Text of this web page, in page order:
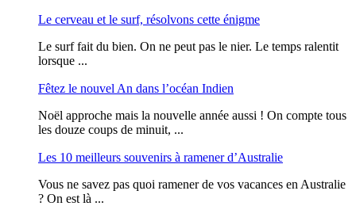
Le cerveau et le surf, résolvons cette énigme
Le surf fait du bien. On ne peut pas le nier. Le temps ralentit
lorsque ...
Fêtez le nouvel An dans l’océan Indien
Noël approche mais la nouvelle année aussi ! On compte tous
les douze coups de minuit, ...
Les 10 meilleurs souvenirs à ramener d’Australie
Vous ne savez pas quoi ramener de vos vacances en Australie
? On est là ...